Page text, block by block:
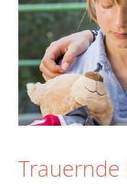
Trauernde